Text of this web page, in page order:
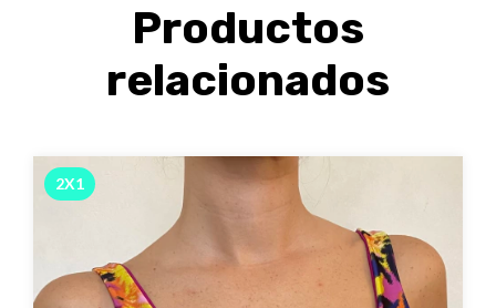
Productos
relacionados
2X1